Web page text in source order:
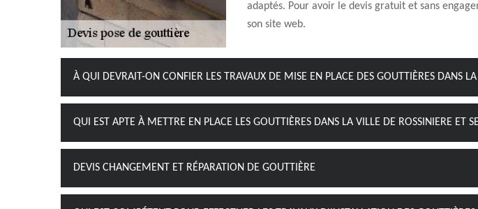
adaptés. Pour avoir le devis gratuit et sans
son site web.
À QUI DEVRAIT-ON CONFIER LES TRAVAUX DE MISE EN PLACE DES GOUTTIÈRES DANS
QUI EST APTE À METTRE EN PLACE LES GOUTTIÈRES DANS LA VILLE DE ROSSINIERE ET
DEVIS CHANGEMENT ET RÉPARATION DE GOUTTIÈRE